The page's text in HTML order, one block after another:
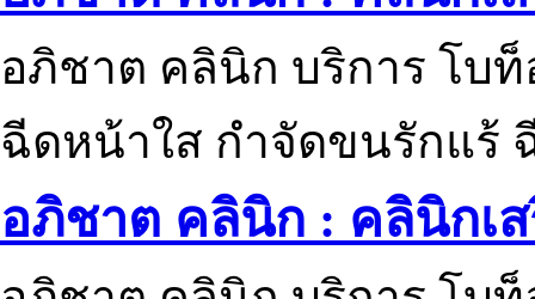
อภิชาต คลินิก บริการ โบ
ฉีดหน้าใส กำจัดขนรักแร้
อภิชาต คลินิก : คลินิกเ